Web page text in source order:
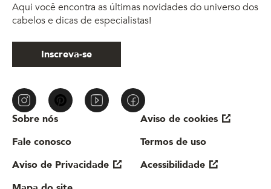
Sobre nós
Fale conosco
Aviso de Privacidade
Aviso de cookies
Termos de uso
Acessibilidade
Aqui você encontra as últimas novidades do universo dos
cabelos e dicas de especialistas!
Inscreva-se